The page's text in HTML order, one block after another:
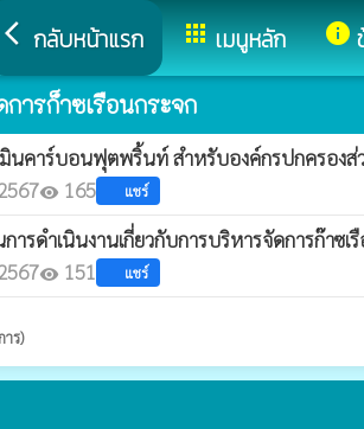
arrow_back_ios กลับหน้าแรก appsเมนูหลัก info
ารก็าซเรือนกระจก
มินคาร์บอนฟุตพริ้นท์ สำหรับองค์กรปกครอง
visibility 165 แชร์
ารดำเนินงานเกี่ยวกับการบริหารจัดการก๊าซเ
visibility 151 แชร์
ร)